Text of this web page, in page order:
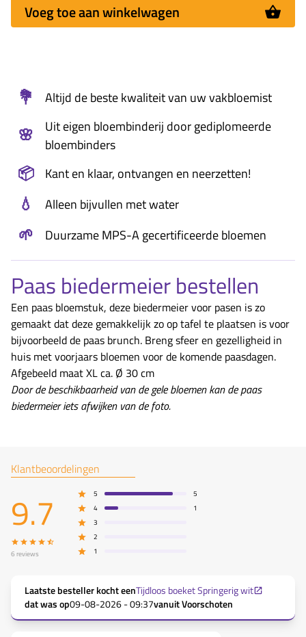
Voeg toe aan winkelwagen
💐 Altijd de beste kwaliteit van uw vakbloemist
🌸
Uit eigen bloembinderij door gediplomeerde
bloembinders
📦 Kant en klaar, ontvangen en neerzetten!
💧 Alleen bijvullen met water
🌱 Duurzame MPS-A gecertificeerde bloemen
Paas biedermeier bestellen
Een paas bloemstuk, deze biedermeier voor pasen is zo
gemaakt dat deze gemakkelijk zo op tafel te plaatsen is voor
bijvoorbeeld de paas brunch. Breng sfeer en gezelligheid in
huis met voorjaars bloemen voor de komende paasdagen.
Afgebeeld maat XL ca. Ø 30 cm
Door de beschikbaarheid van de gele bloemen kan de paas
biedermeier iets afwijken van de foto.
Klantbeoordelingen
9.7
6 reviews
5
5
4
1
3
2
1
Laatste besteller kocht eenTijdloos boeket Springerig wit
dat was op09-08-2026 - 09:37vanuitVoorschoten